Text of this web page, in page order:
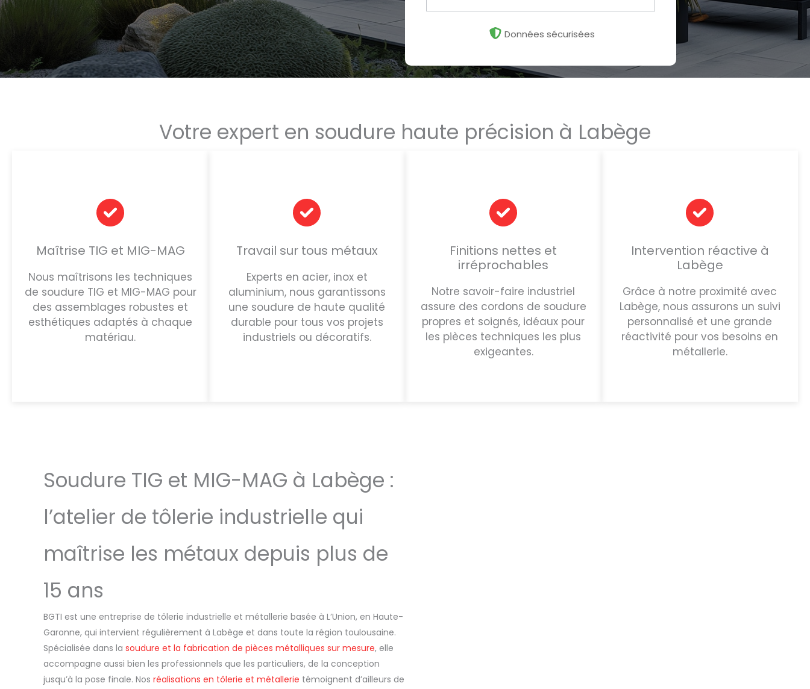
Données sécurisées
Votre expert en soudure haute précision à Labège
Maîtrise TIG et MIG-MAG
Nous maîtrisons les techniques
de soudure TIG et MIG-MAG pour
des assemblages robustes et
esthétiques adaptés à chaque
matériau.
Travail sur tous métaux
Experts en acier, inox et
aluminium, nous garantissons
une soudure de haute qualité
durable pour tous vos projets
industriels ou décoratifs.
Finitions nettes et
irréprochables
Notre savoir-faire industriel
assure des cordons de soudure
propres et soignés, idéaux pour
les pièces techniques les plus
exigeantes.
Intervention réactive à
Labège
Grâce à notre proximité avec
Labège, nous assurons un suivi
personnalisé et une grande
réactivité pour vos besoins en
métallerie.
Soudure TIG et MIG-MAG à Labège :
l’atelier de tôlerie industrielle qui
maîtrise les métaux depuis plus de
15 ans
BGTI est une entreprise de tôlerie industrielle et métallerie basée à L’Union, en Haute-
Garonne, qui intervient régulièrement à Labège et dans toute la région toulousaine.
Spécialisée dans la soudure et la fabrication de pièces métalliques sur mesure, elle
accompagne aussi bien les professionnels que les particuliers, de la conception
jusqu’à la pose finale. Nos réalisations en tôlerie et métallerie témoignent d’ailleurs de